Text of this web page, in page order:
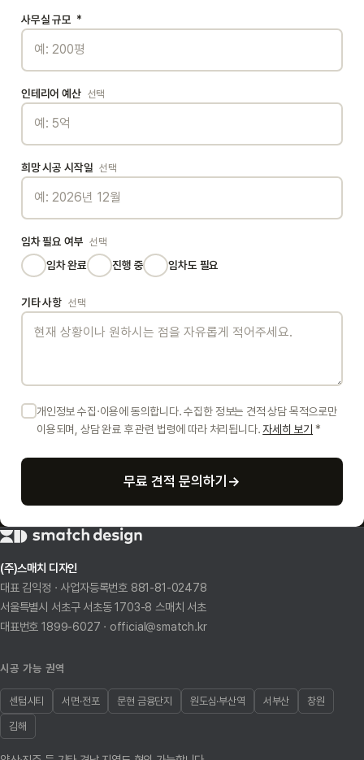
사무실 규모 *
인테리어 예산 선택
희망 시공 시작일 선택
임차 필요 여부 선택
임차 완료 진행 중 임차도 필요
기타 사항 선택
개인정보 수집·이용에 동의합니다. 수집한 정보는 견적 상담 목적으로만
이용되며, 상담 완료 후 관련 법령에 따라 처리됩니다. 자세히 보기 *
무료 견적 문의하기 →
(주)스매치 디자인
대표 김익정 · 사업자등록번호 881-81-02478
서울특별시 서초구 서초동 1703-8 스매치 서초
대표번호 1899-6027 · official@smatch.kr
시공 가능 권역
센텀시티 서면·전포 문현 금융단지 원도심·부산역 서부산 창원
김해